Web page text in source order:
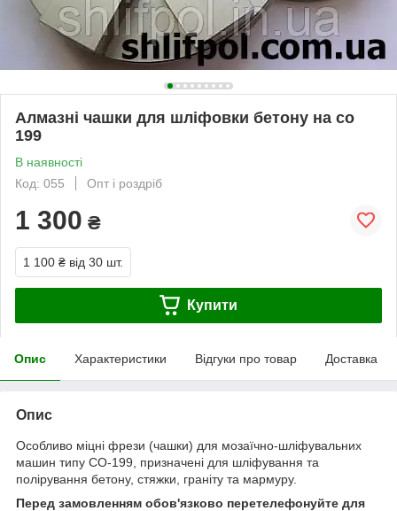
Алмазні чашки для шліфовки бетону на со
199
В наявності
Код: 055
Опт і роздріб
1 300 ₴
1 100 ₴ від 30 шт.
Купити
Опис Характеристики Відгуки про товар Доставка
Опис
Особливо міцні фрези (чашки) для мозаїчно-шліфувальних
машин типу СО-199, призначені для шліфування та
полірування бетону, стяжки, граніту та мармуру.
Перед замовленням обов'язково перетелефонуйте для